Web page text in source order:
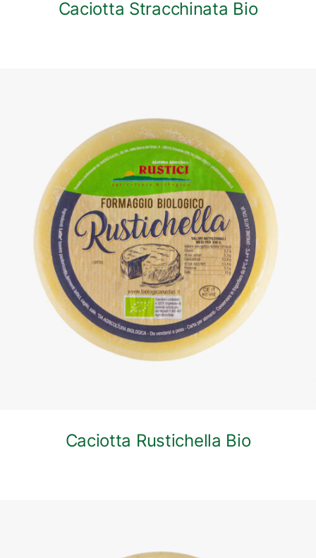
Caciotta Stracchinata Bio
DETTAGLI
Caciotta Rustichella Bio